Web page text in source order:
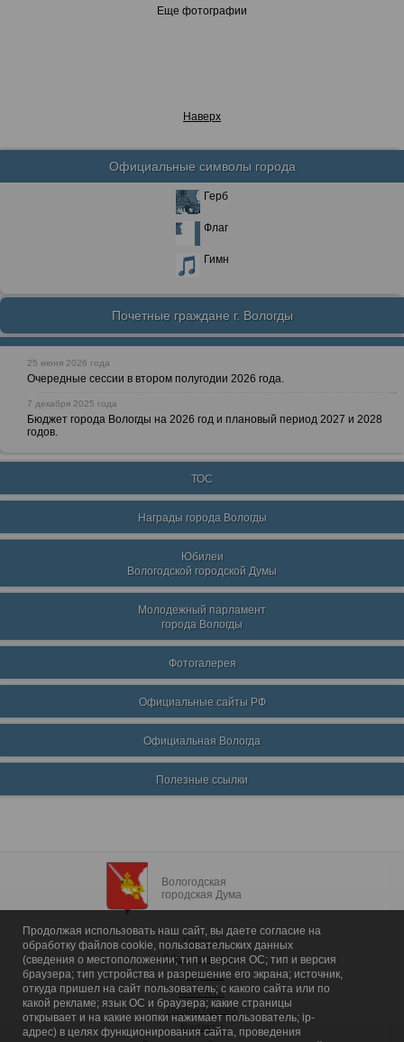
Еще фотографии
Наверх
Официальные символы города
Герб
Флаг
Гимн
Почетные граждане г. Вологды
25 июня 2026 года
Очередные сессии в втором полугодии 2026 года.
7 декабря 2025 года
Бюджет города Вологды на 2026 год и плановый период 2027 и 2028
годов.
ТОС
Награды города Вологды
Юбилеи
Вологодской городской Думы
Молодежный парламент
города Вологды
Фотогалерея
Официальные сайты РФ
Официальная Вологда
Полезные ссылки
Вологодская
городская Дума
Главная
Общие сведения
Депутаты
Комитеты
График приема
Контакты
Продолжая использовать наш сайт, вы даете согласие на
обработку файлов cookie, пользовательских данных
(сведения о местоположении; тип и версия ОС; тип и версия
браузера; тип устройства и разрешение его экрана; источник,
откуда пришел на сайт пользователь; с какого сайта или по
какой рекламе; язык ОС и браузера; какие страницы
открывает и на какие кнопки нажимает пользователь; ip-
адрес) в целях функционирования сайта, проведения